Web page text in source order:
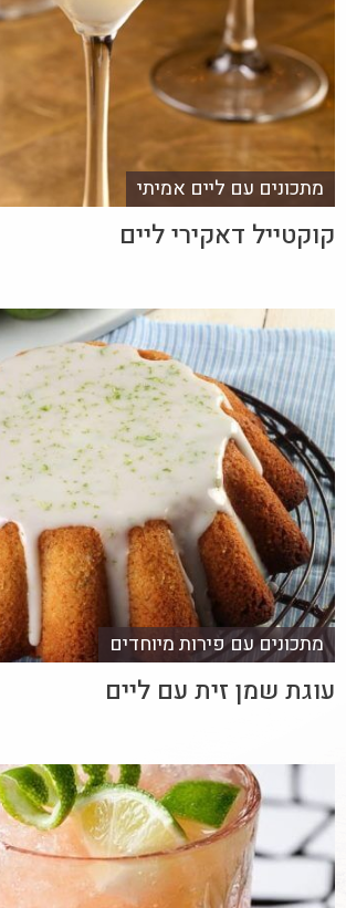
מתכונים עם ליים אמיתי
קוקטייל דאקירי ליים
מתכונים עם פירות מיוחדים
עוגת שמן זית עם ליים